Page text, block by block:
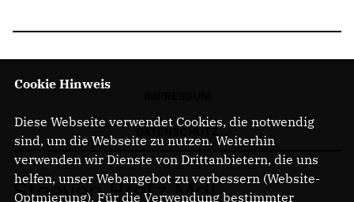
Steeven Bretz MdL
Cookie Hinweis
Diese Webseite verwendet Cookies, die notwendig
sind, um die Webseite zu nutzen. Weiterhin
verwenden wir Dienste von Drittanbietern, die uns
helfen, unser Webangebot zu verbessern (Website-
Optmierung). Für die Verwendung bestimmter